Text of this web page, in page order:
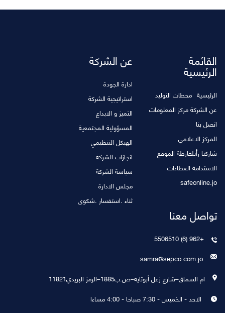
القائمة
الرئيسية
الرئيسية محطات التوليد
عن الشركةمركز المعلومات
اتصل بنا
المركز الاعلامي
شاركنا رأيكخارطة الموقع
الاستدامة العطاءات
safeonline.jo
عن الشركة
ادارة الجودة
استراتيجية الشركة
التميز و الابداع
المسؤولية المجتمعية
الهيكل التنظيمي
انجازات الشركة
سياسة الشركة
مجلس الادارة
ثناء .استفسار .شكوى
تواصل معنا
+962 (6) 5506510
samra@sepco.com.jo
ام السماق–شارع زعل أبوتايه–ص.ب1885–الرمز البريدي11821
الاحد - الخميس - 7:30 صباحا - 4:00 مساءا